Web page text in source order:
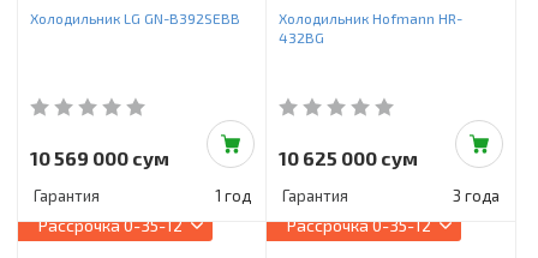
Холодильник LG GN-B392SEBB
10 569 000 сум
Гарантия 1 год
Холодильник Hofmann HR-
432BG
10 625 000 сум
Гарантия 3 года
Рассрочка0-35-12 Рассрочка0-35-12